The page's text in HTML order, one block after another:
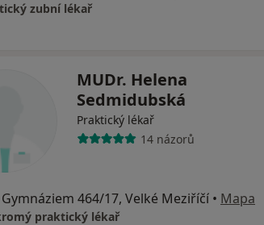
zubní lékař
MUDr. Helena
Sedmidubská
Praktický lékař
14 názorů
464/17, Velké Meziříčí • Mapa
praktický lékař